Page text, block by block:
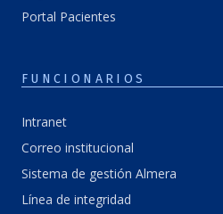
Portal Pacientes
FUNCIONARIOS
Intranet
Correo institucional
Sistema de gestión Almera
Línea de integridad